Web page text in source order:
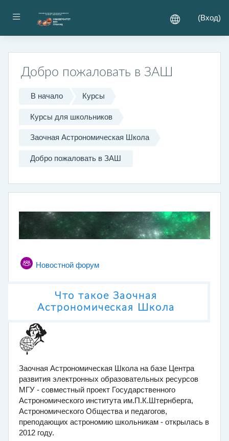
Боковая панель (Вход)
Добро пожаловать в ЗАШ
В начало Курсы
Курсы для школьников
Заочная Астрономическая Школа
Добро пожаловать в ЗАШ
Тематический план
Общее
Новостной форум
Что такое Заочная
Астрономическая Школа
Заочная Астрономическая Школа на базе Центра
развития электронных образовательных ресурсов
МГУ - совместный проект Государственного
Астрономического института им.П.К.Штернберга,
Астрономического Общества и педагогов,
преподающих астрономию школьникам - открылась в
2012 году.